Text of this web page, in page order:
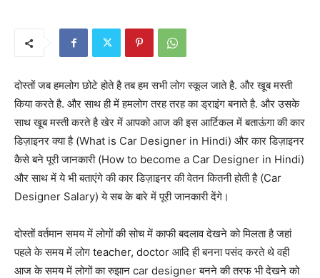
दोस्तों जब हमलोग छोटे होते है तब हम सभी लोग स्कूल जाते है. और खूब मस्ती
किया करते है. और साथ ही में हमलोग तरह तरह का ड्राइंग बनाते है. और उसके
साथ खूब मस्ती करते है खेर में आपको आज की इस आर्टिकल में बताऊंगा की कार
डिज़ाइनर क्या है (What is Car Designer in Hindi) और कार डिज़ाइनर
कैसे बने पूरी जानकारी (How to become a Car Designer in Hindi)
और साथ में ये भी बताएंगे की कार डिज़ाइनर की वेतन कितनी होती है (Car
Designer Salary) ये सब के बारे में पूरी जानकारी देंगे।
दोस्तों वर्तमान समय में लोगों की सोच में काफी बदलाव देखने को मिलता है जहां
पहले के समय में लोग teacher, doctor आदि ही बनना पसंद करते थे वही
आज के समय में लोगों का रुझान car designer बनने की तरफ भी देखने को